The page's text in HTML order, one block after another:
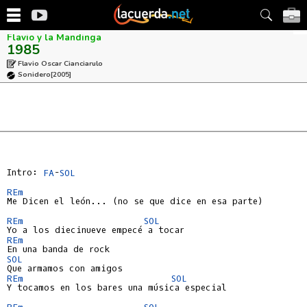
Flavio y la Mandinga
1985
Flavio Oscar Cianciarulo
Sonidero[2005]
Intro: FA-SOL
REm
Me Dicen el león... (no se que dice en esa parte)
REm
SOL
REm
SOL
REm
SOL
Y tocamos en los bares una música especial